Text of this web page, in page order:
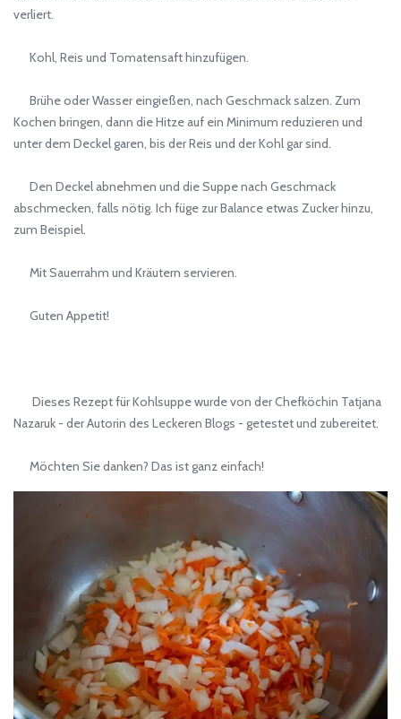
verliert.
Kohl, Reis und Tomatensaft hinzufügen.
Brühe oder Wasser eingießen, nach Geschmack salzen. Zum
Kochen bringen, dann die Hitze auf ein Minimum reduzieren und
unter dem Deckel garen, bis der Reis und der Kohl gar sind.
Den Deckel abnehmen und die Suppe nach Geschmack
abschmecken, falls nötig. Ich füge zur Balance etwas Zucker hinzu,
zum Beispiel.
Mit Sauerrahm und Kräutern servieren.
Guten Appetit!
Dieses Rezept für Kohlsuppe wurde von der Chefköchin Tatjana
Nazaruk - der Autorin des Leckeren Blogs - getestet und zubereitet.
Möchten Sie danken? Das ist ganz einfach!